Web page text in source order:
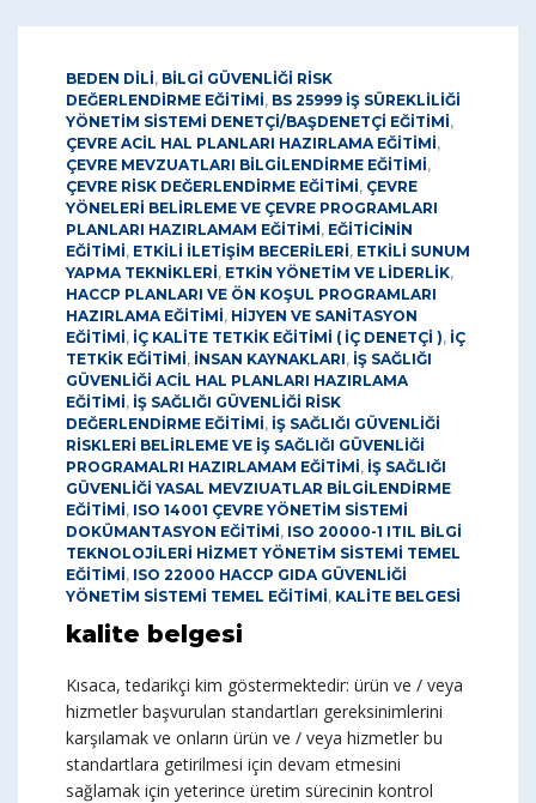
BEDEN DİLİ, BİLGİ GÜVENLİĞİ RİSK
DEĞERLENDİRME EĞİTİMİ, BS 25999 İŞ SÜREKLİLİĞİ
YÖNETİM SİSTEMİ DENETÇİ/BAŞDENETÇİ EĞİTİMİ,
ÇEVRE ACİL HAL PLANLARI HAZIRLAMA EĞİTİMİ,
ÇEVRE MEVZUATLARI BİLGİLENDİRME EĞİTİMİ,
ÇEVRE RİSK DEĞERLENDİRME EĞİTİMİ, ÇEVRE
YÖNELERİ BELİRLEME VE ÇEVRE PROGRAMLARI
PLANLARI HAZIRLAMAM EĞİTİMİ, EĞİTİCİNİN
EĞİTİMİ, ETKİLİ İLETİŞİM BECERİLERİ, ETKİLİ SUNUM
YAPMA TEKNİKLERİ, ETKİN YÖNETİM VE LİDERLİK,
HACCP PLANLARI VE ÖN KOŞUL PROGRAMLARI
HAZIRLAMA EĞİTİMİ, HİJYEN VE SANİTASYON
EĞİTİMİ, İÇ KALİTE TETKİK EĞİTİMİ ( İÇ DENETÇİ ), İÇ
TETKİK EĞİTİMİ, İNSAN KAYNAKLARI, İŞ SAĞLIĞI
GÜVENLİĞİ ACİL HAL PLANLARI HAZIRLAMA
EĞİTİMİ, İŞ SAĞLIĞI GÜVENLİĞİ RİSK
DEĞERLENDİRME EĞİTİMİ, İŞ SAĞLIĞI GÜVENLİĞİ
RİSKLERİ BELİRLEME VE İŞ SAĞLIĞI GÜVENLİĞİ
PROGRAMALRI HAZIRLAMAM EĞİTİMİ, İŞ SAĞLIĞI
GÜVENLİĞİ YASAL MEVZIUATLAR BİLGİLENDİRME
EĞİTİMİ, ISO 14001 ÇEVRE YÖNETİM SİSTEMİ
DOKÜMANTASYON EĞİTİMİ, ISO 20000-1 ITIL BİLGİ
TEKNOLOJİLERİ HİZMET YÖNETİM SİSTEMİ TEMEL
EĞİTİMİ, ISO 22000 HACCP GIDA GÜVENLİĞİ
YÖNETİM SİSTEMİ TEMEL EĞİTİMİ, KALİTE BELGESİ
kalite belgesi
Kısaca, tedarikçi kim göstermektedir: ürün ve / veya
hizmetler başvurulan standartları gereksinimlerini
karşılamak ve onların ürün ve / veya hizmetler bu
standartlara getirilmesi için devam etmesini
sağlamak için yeterince üretim sürecinin kontrol